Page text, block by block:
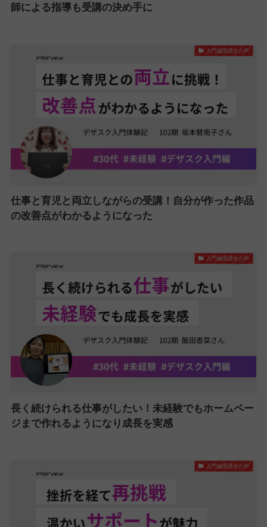
師による指導も受講の決め手に
入門編受講生の声
仕事と育児と両立しながらの受講！自分が作った作品
の改善点がわかるようになった
入門編受講生の声
長く続けられる仕事がしたい！未経験でもホームペー
ジまで作れるようになり成長を実感
入門編受講生の声